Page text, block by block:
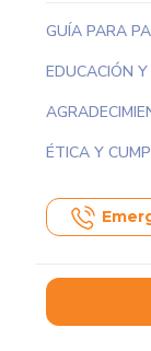
GUÍA PARA
EDUCACIÓN
ÉTICA Y